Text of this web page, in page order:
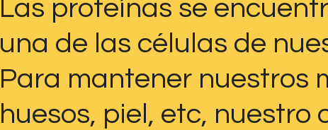
Las proteínas se
una de las células de
Para mantener nuestros
huesos, piel, etc, nuestro